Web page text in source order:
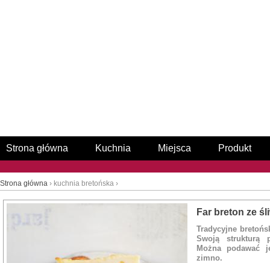
Strona główna Kuchnia Miejsca Produkt
Strona główna › kuchnia bretońska ›
Far breton ze
Tradycyjne
Swoją strukturą
Można podawać
zimno.